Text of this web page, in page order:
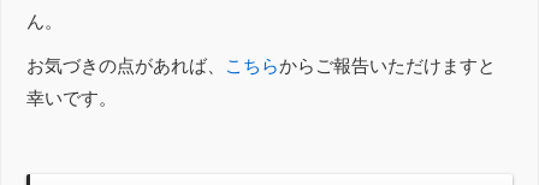
ん。
お気づきの点があれば、 こちらからご報告いただけますと
幸いです。